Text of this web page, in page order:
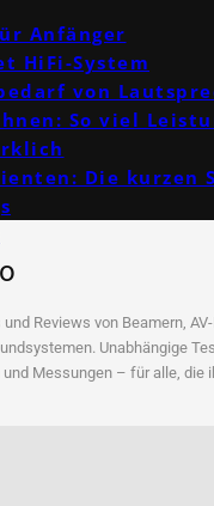
Anfänger
HiFi-System
von
So viel
Die kurzen
Reviews von Bea­mern,
Unab­hän­gi­ge
und Mes­sun­gen – für alle, die